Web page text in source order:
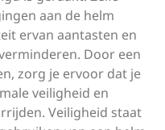
aan de helm
ervan aantasten en
Door een
zorg je ervoor dat je
veiligheid en
Veiligheid staat